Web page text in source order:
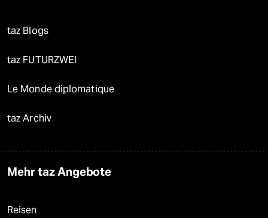
taz Blogs
taz FUTURZWEI
Le Monde diplomatique
taz Archiv
Mehr taz Angebote
Reisen